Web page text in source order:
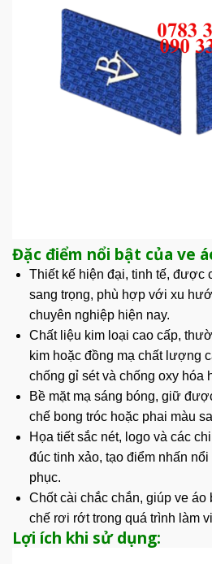
Đặc điểm nổi bật của ve
Thiết kế hiện đại, tinh tế, được
sang trọng, phù hợp với xu
chuyên nghiệp hiện nay.
Chất liệu kim loại cao cấp,
kim hoặc đồng mạ chất lượng
chống gỉ sét và chống oxy hóa
Bề mặt mạ sáng bóng, giữ
chế bong tróc hoặc phai màu
Họa tiết sắc nét, logovà các
đúc tinh xảo, tạo điểm nhấn
phục.
Chốt cài chắc chắn, giúp ve áo
chế rơi rớt trong quá trình làm
Lợi ích khi sử dụng: